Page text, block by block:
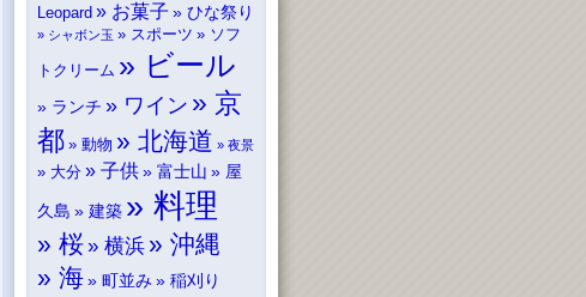
Leopard
お菓子 ひな祭り
シャボン玉 スポーツ ソフ
トクリーム ビール
ランチ ワイン
京
都
動物 北海道 夜景
大分 子供 富士山 屋
久島 建築 料理
桜 横浜
沖縄
海
町並み 稲刈り